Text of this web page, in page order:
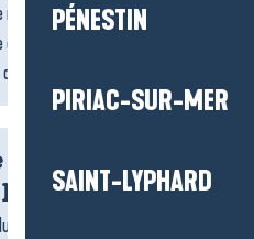
PÉNESTIN
PIRIAC-SUR-MER
SAINT-LYPHARD
? Les randonnées
Guérande invitent à explorer
paysages. Entre...
15 août à La
de Guérande
les soirées d’été à La